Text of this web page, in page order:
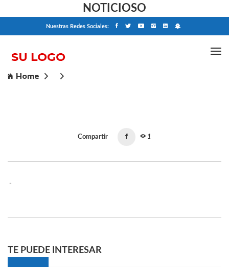
NOTICIOSO
Nuestras Redes Sociales:
Home
Compartir 1
-
TE PUEDE INTERESAR